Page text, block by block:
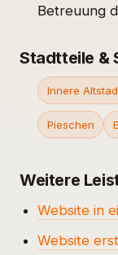
Betreuung
Stadtteile &
Innere
Pieschen
Weitere
Website in
Website